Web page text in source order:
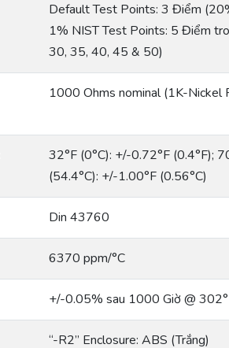
Default Test Points: 3 Điểm
1% NIST Test Points: 5 Điểm
30, 35, 40, 45 & 50)
1000 Ohms nominal (1K-Nickel
32°F (0°C): +/-0.72°F (0.4°F);
(54.4°C): +/-1.00°F (0.56°C)
Din 43760
6370 ppm/°C
+/-0.05% sau 1000 Giờ @
“-R2” Enclosure: ABS (Trắng)